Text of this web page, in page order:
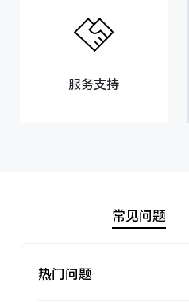
服务支持
常见问题
热门问题